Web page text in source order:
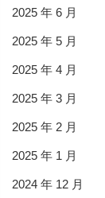
2025 年 6 月
2025 年 5 月
2025 年 4 月
2025 年 3 月
2025 年 2 月
2025 年 1 月
2024 年 12 月